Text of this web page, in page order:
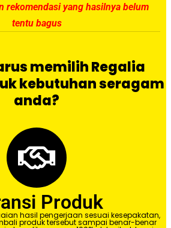
rekomendasi yang hasilnya belum
tentu bagus
memilih Regalia
kebutuhan seragam
anda?
Produk
hasil pengerjaan sesuai kesepakatan,
produk tersebut sampai benar-benar